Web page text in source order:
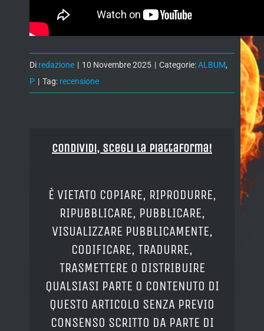
Di redazione | 10 Novembre 2025 | Categorie:ALBUM,
P | Tag: recensione
Condividi, Scegli la piattaforma!
È VIETATO COPIARE, RIPRODURRE,
RIPUBBLICARE, PUBBLICARE,
VISUALIZZARE PUBBLICAMENTE,
CODIFICARE, TRADURRE,
TRASMETTERE O DISTRIBUIRE
QUALSIASI PARTE O CONTENUTO DI
QUESTO ARTICOLO SENZA PREVIO
CONSENSO SCRITTO DA PARTE DI